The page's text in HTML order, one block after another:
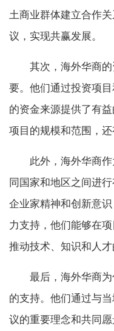
土商业群体建立合作
议，实现共赢发展。
其次，海外华商的
要。他们通过投资项
的资金来源提供了有
项目的规模和范围，还
此外，海外华商作
同国家和地区之间进
企业家精神和创新意
力支持，他们能够在
推动技术、知识和人才
最后，海外华商为
的支持。他们通过与
议的重要理念和共同愿